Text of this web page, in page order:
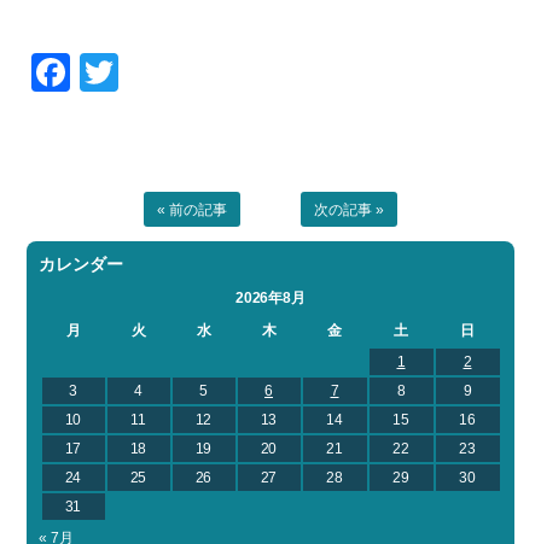
Facebook
« 前の記事 次の記事 »
カレンダー
2026年8月
月
火 水 木 金 土
日
1
2
3
4 5 6 7 8
9
10
11 12 13 14 15
16
17
18 19 20 21 22
23
24
25 26 27 28 29
30
31
« 7月